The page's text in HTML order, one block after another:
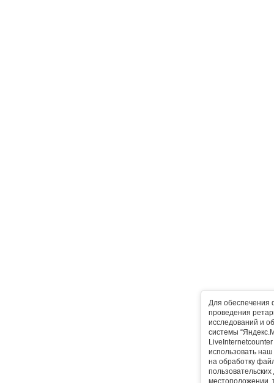
Для обеспечения
проведения
исследований и
системы
использовать
на обработку
местоположении,